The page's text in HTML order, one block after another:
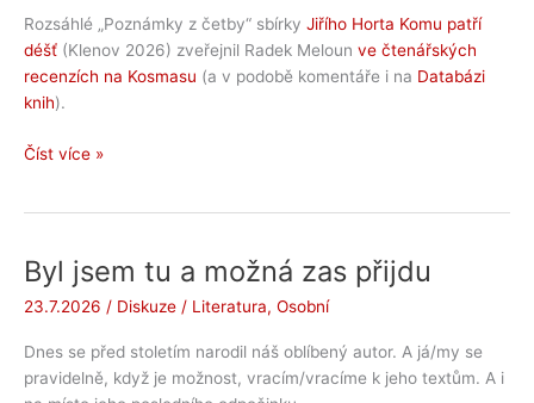
Rozsáhlé „Poznámky z četby“ sbírky Jiřího Horta Komu patří
déšť (Klenov 2026) zveřejnil Radek Meloun ve čtenářských
recenzích na Kosmasu (a v podobě komentáře i na Databázi
knih).
Poznámky
Melouna
Číst více »
Byl jsem tu a možná zas přijdu
23.7.2026 / Diskuze / Literatura, Osobní
Dnes se před stoletím narodil náš oblíbený autor. A já/my se
pravidelně, když je možnost, vracím/vracíme k jeho textům. A i